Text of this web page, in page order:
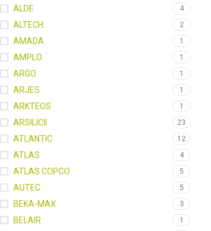
ALDE 4
ALTECH 2
AMADA 1
AMPLO 1
ARGO 1
ARJES 1
ARKTEOS 1
ARSILICII 23
ATLANTIC 12
ATLAS 4
ATLAS COPCO 5
AUTEC 5
BEKA-MAX 3
BELAIR 1